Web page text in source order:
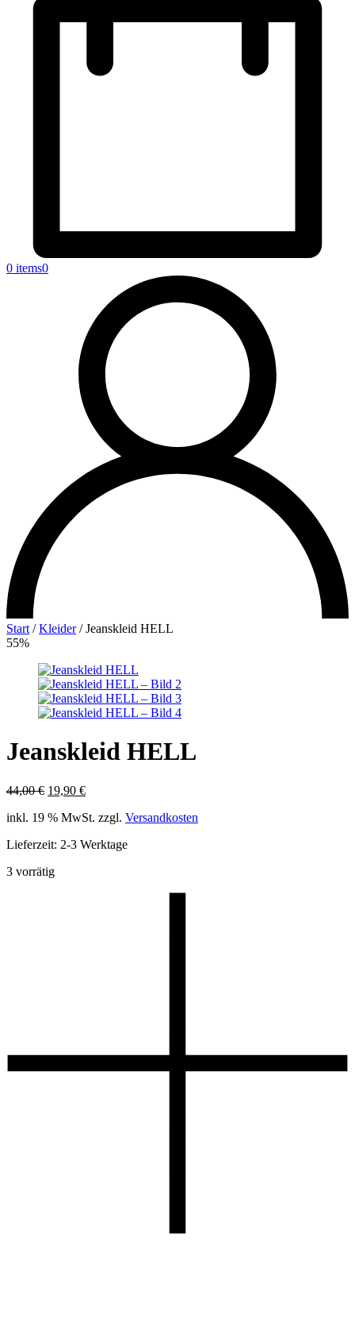
0 items0
Start /Kleider/Jeanskleid HELL
55%
Jeanskleid HELL
44,00€ Ursprünglicher
war:
19,90 €Aktueller
ist:
inkl. 19 % MwSt. zzgl. Versandkosten
Lieferzeit: 2-3 Werktage
3 vorrätig